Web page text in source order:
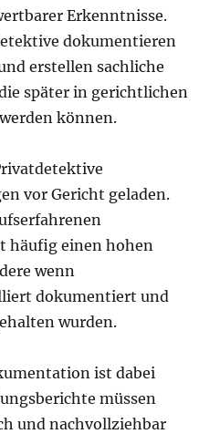
Erkenntnisse.
dokumentieren
erstellen sachliche
später in gerichtlichen
können.
vor Gericht geladen.
häufig einen hohen
wenn
dokumentiert und
wurden.
ist dabei
müssen
und nachvollziehbar